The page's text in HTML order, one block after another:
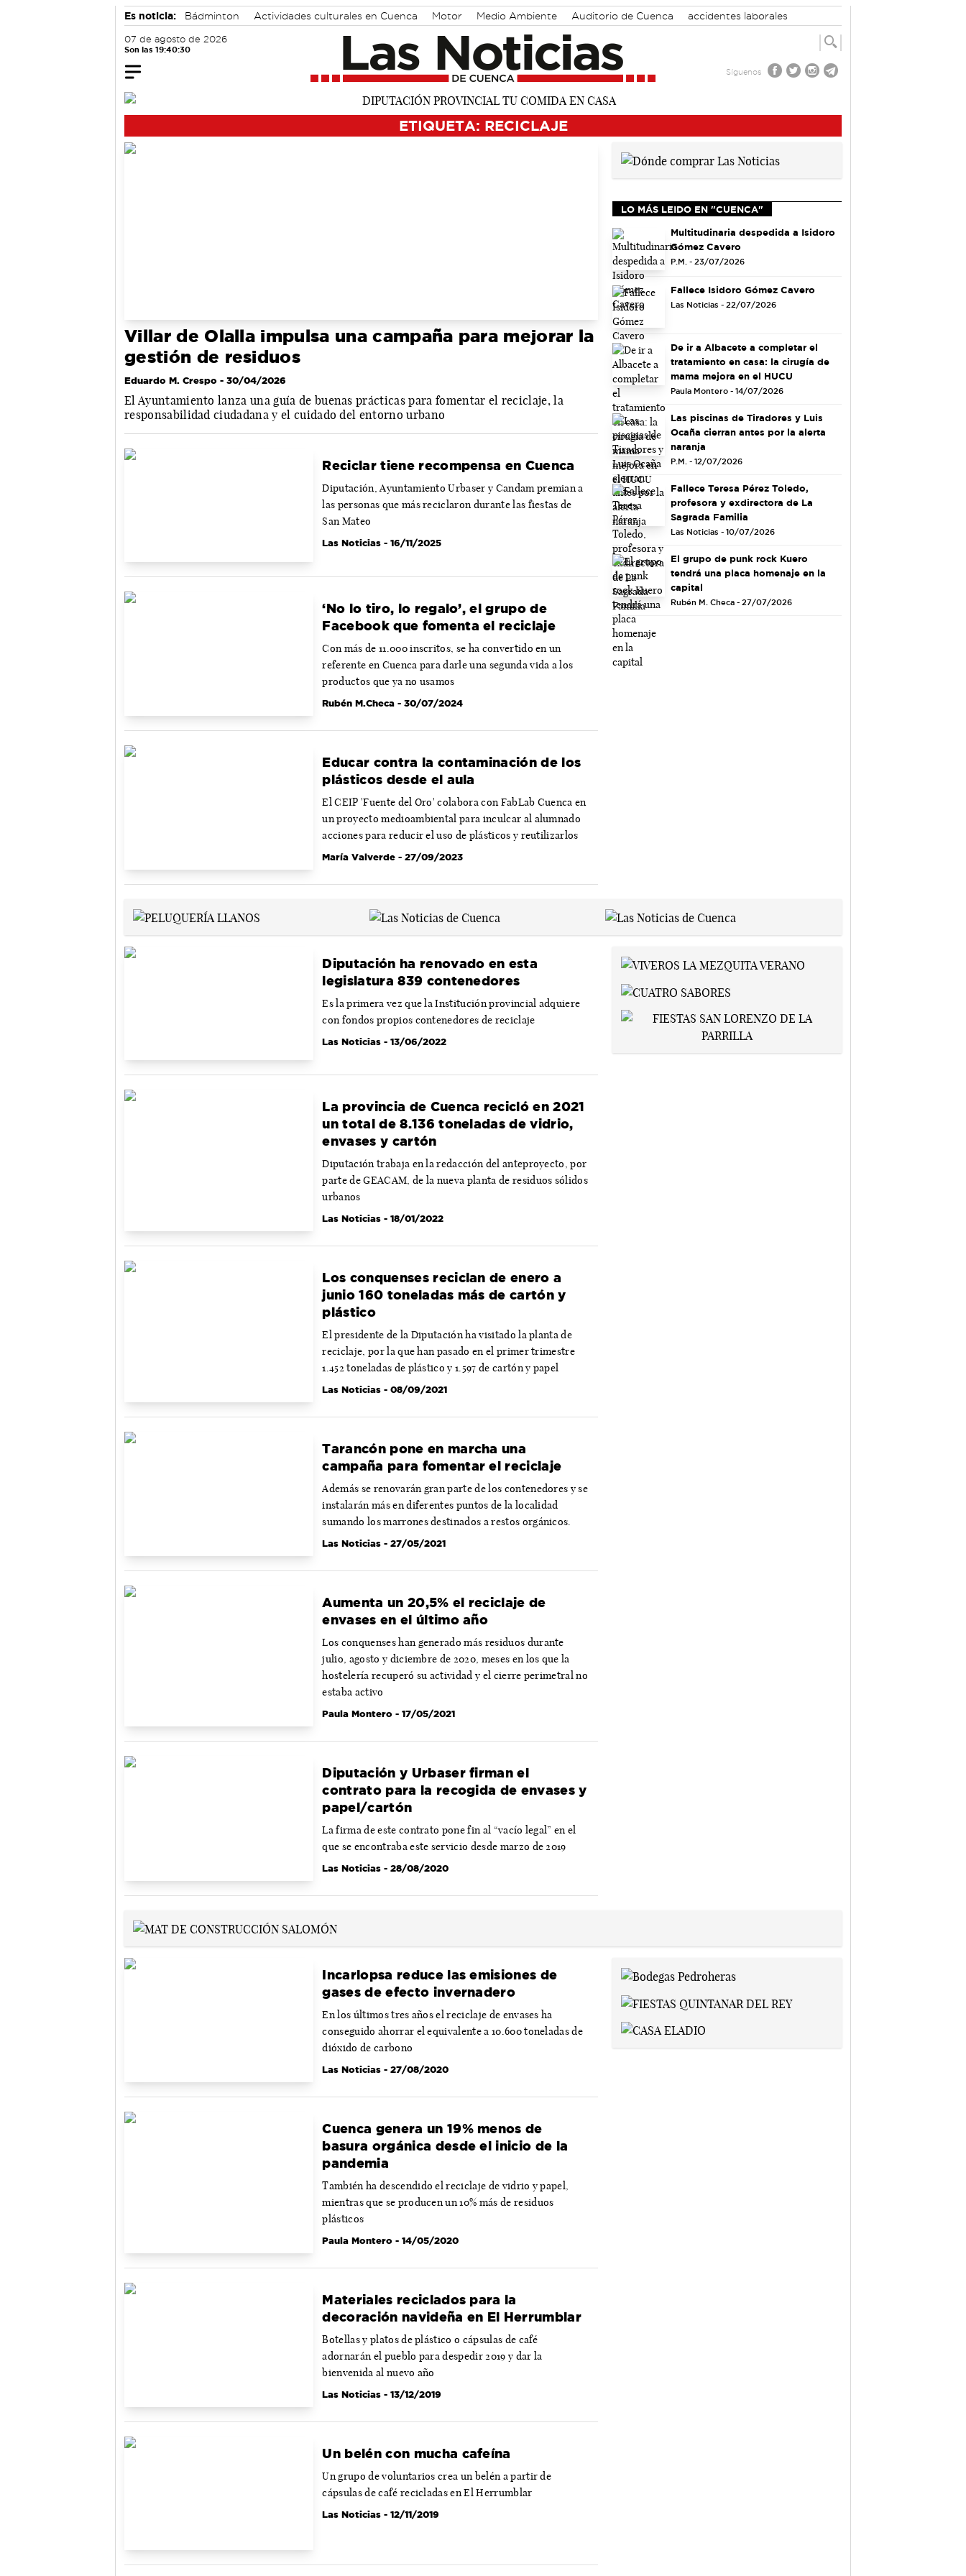
Es noticia: Bádminton Actividades culturales en Cuenca Motor Medio Ambiente Auditorio de Cuenca
accidentes laborales
07 de agosto de 2026
Son las 19:40:31
Síguenos
ETIQUETA: RECICLAJE
Villar de Olalla impulsa una campaña para mejorar la
gestión de residuos
Eduardo M. Crespo - 30/04/2026
El Ayuntamiento lanza una guía de buenas prácticas para fomentar el reciclaje, la
responsabilidad ciudadana y el cuidado del entorno urbano
Reciclar tiene recompensa en Cuenca
Diputación, Ayuntamiento Urbaser y Candam premian a
las personas que más reciclaron durante las fiestas de
San Mateo
Las Noticias - 16/11/2025
‘No lo tiro, lo regalo’, el grupo de
Facebook que fomenta el reciclaje
Con más de 11.000 inscritos, se ha convertido en un
referente en Cuenca para darle una segunda vida a los
productos que ya no usamos
Rubén M.Checa - 30/07/2024
Educar contra la contaminación de los
plásticos desde el aula
El CEIP 'Fuente del Oro' colabora con FabLab Cuenca en
un proyecto medioambiental para inculcar al alumnado
acciones para reducir el uso de plásticos y reutilizarlos
María Valverde - 27/09/2023
LO MÁS LEIDO EN "CUENCA"
Multitudinaria despedida a Isidoro
Gómez Cavero
P.M. - 23/07/2026
Fallece Isidoro Gómez Cavero
Las Noticias - 22/07/2026
De ir a Albacete a completar el
tratamiento en casa: la cirugía de
mama mejora en el HUCU
Paula Montero - 14/07/2026
Las piscinas de Tiradores y Luis
Ocaña cierran antes por la alerta
naranja
P.M. - 12/07/2026
Fallece Teresa Pérez Toledo,
profesora y exdirectora de La
Sagrada Familia
Las Noticias - 10/07/2026
El grupo de punk rock Kuero
tendrá una placa homenaje en la
capital
Rubén M. Checa - 27/07/2026
Diputación ha renovado en esta
legislatura 839 contenedores
Es la primera vez que la Institución provincial adquiere
con fondos propios contenedores de reciclaje
Las Noticias - 13/06/2022
La provincia de Cuenca recicló en 2021
un total de 8.136 toneladas de vidrio,
envases y cartón
Diputación trabaja en la redacción del anteproyecto, por
parte de GEACAM, de la nueva planta de residuos sólidos
urbanos
Las Noticias - 18/01/2022
Los conquenses reciclan de enero a
junio 160 toneladas más de cartón y
plástico
El presidente de la Diputación ha visitado la planta de
reciclaje, por la que han pasado en el primer trimestre
1.452 toneladas de plástico y 1.597 de cartón y papel
Las Noticias - 08/09/2021
Tarancón pone en marcha una
campaña para fomentar el reciclaje
Además se renovarán gran parte de los contenedores y se
instalarán más en diferentes puntos de la localidad
sumando los marrones destinados a restos orgánicos.
Las Noticias - 27/05/2021
Aumenta un 20,5% el reciclaje de
envases en el último año
Los conquenses han generado más residuos durante
julio, agosto y diciembre de 2020, meses en los que la
hostelería recuperó su actividad y el cierre perimetral no
estaba activo
Paula Montero - 17/05/2021
Diputación y Urbaser firman el
contrato para la recogida de envases y
papel/cartón
La firma de este contrato pone fin al “vacío legal” en el
que se encontraba este servicio desde marzo de 2019
Las Noticias - 28/08/2020
Incarlopsa reduce las emisiones de
gases de efecto invernadero
En los últimos tres años el reciclaje de envases ha
conseguido ahorrar el equivalente a 10.600 toneladas de
dióxido de carbono
Las Noticias - 27/08/2020
Cuenca genera un 19% menos de
basura orgánica desde el inicio de la
pandemia
También ha descendido el reciclaje de vidrio y papel,
mientras que se producen un 10% más de residuos
plásticos
Paula Montero - 14/05/2020
Materiales reciclados para la
decoración navideña en El Herrumblar
Botellas y platos de plástico o cápsulas de café
adornarán el pueblo para despedir 2019 y dar la
bienvenida al nuevo año
Las Noticias - 13/12/2019
Un belén con mucha cafeína
Un grupo de voluntarios crea un belén a partir de
cápsulas de café recicladas en El Herrumblar
Las Noticias - 12/11/2019